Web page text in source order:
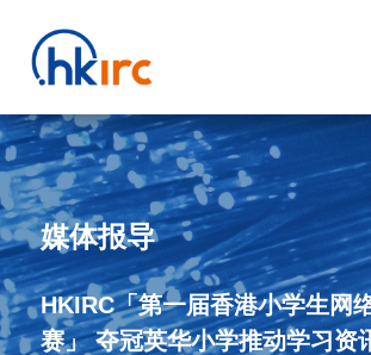
媒体报导
HKIRC「第一届香港小学生网
赛」 夺冠英华小学推动学习资